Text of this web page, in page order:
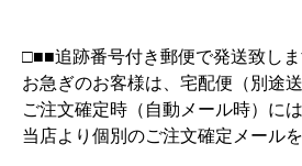
□■■追跡番号付き郵便で発送致し
お急ぎのお客様は、宅配便（別途
ご注文確定時（自動メール時）に
当店より個別のご注文確定メール